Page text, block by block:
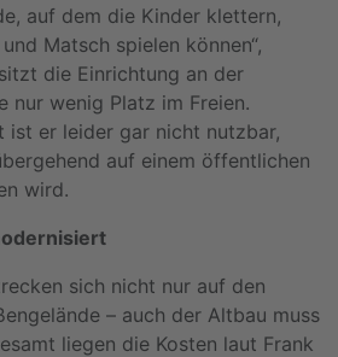
auf dem die Kinder klettern,
Matsch spielen können“,
die Einrichtung an der
nur wenig Platz im Freien.
ist er leider gar nicht nutzbar,
auf einem öffentlichen
wird.
sich nicht nur auf den
– auch der Altbau muss
liegen die Kosten laut Frank